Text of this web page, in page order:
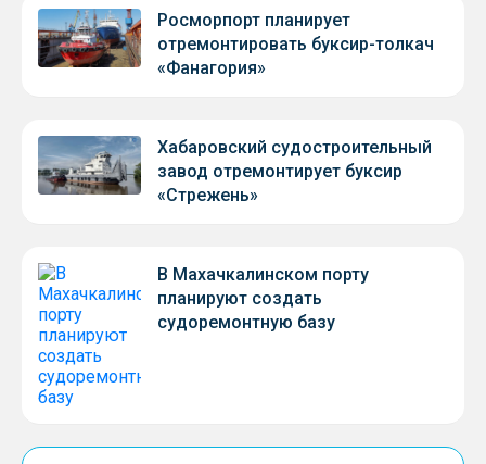
Росморпорт планирует
отремонтировать буксир-толкач
«Фанагория»
Хабаровский судостроительный
завод отремонтирует буксир
«Стрежень»
В Махачкалинском порту
планируют создать
судоремонтную базу